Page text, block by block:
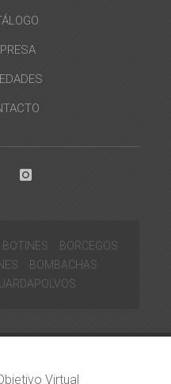
BOTINES
BORCEGOS
BOMBACHAS
Virtual